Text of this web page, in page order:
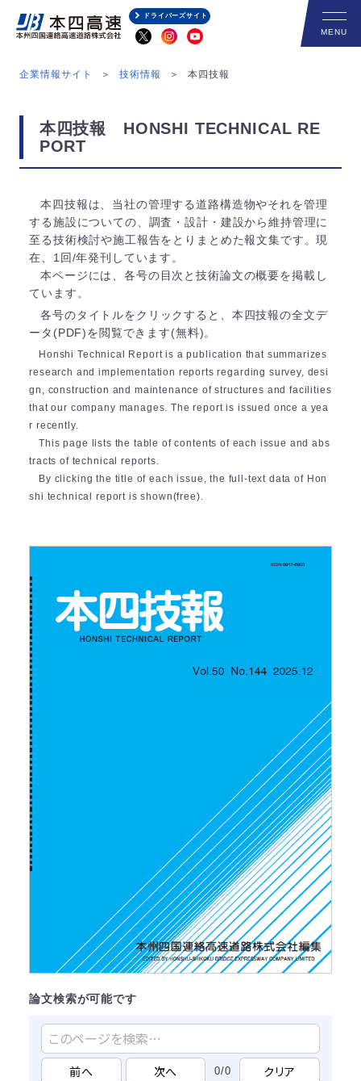
ドライバーズサイト
企業情報サイト 技術情報 本四技報
本四技報 HONSHI TECHNICAL RE
PORT
本四技報は、当社の管理する道路構造物やそれを管理
する施設についての、調査・設計・建設から維持管理に
至る技術検討や施工報告をとりまとめた報文集です。現
在、1回/年発刊しています。
本ページには、各号の目次と技術論文の概要を掲載し
ています。
各号のタイトルをクリックすると、本四技報の全文デ
ータ(PDF)を閲覧できます(無料)。
Honshi Technical Report is a publication that summarizes
research and implementation reports regarding survey, desi
gn, construction and maintenance of structures and facilities
that our company manages. The report is issued once a yea
r recently.
This page lists the table of contents of each issue and abs
tracts of technical reports.
By clicking the title of each issue, the full-text data of Hon
shi technical report is shown(free).
論文検索が可能です
前へ 次へ 0/0 クリア